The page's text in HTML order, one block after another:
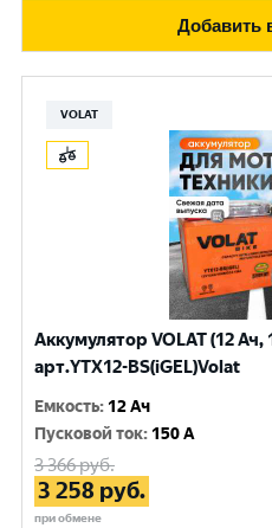
Добавить
VOLAT
Аккумулятор VOLAT (12 Ач,
арт.YTX12-BS(iGEL)Volat
Емкость: 12 Ач
Пусковой ток: 150 A
3 366руб.
3 258 руб.
при обмене